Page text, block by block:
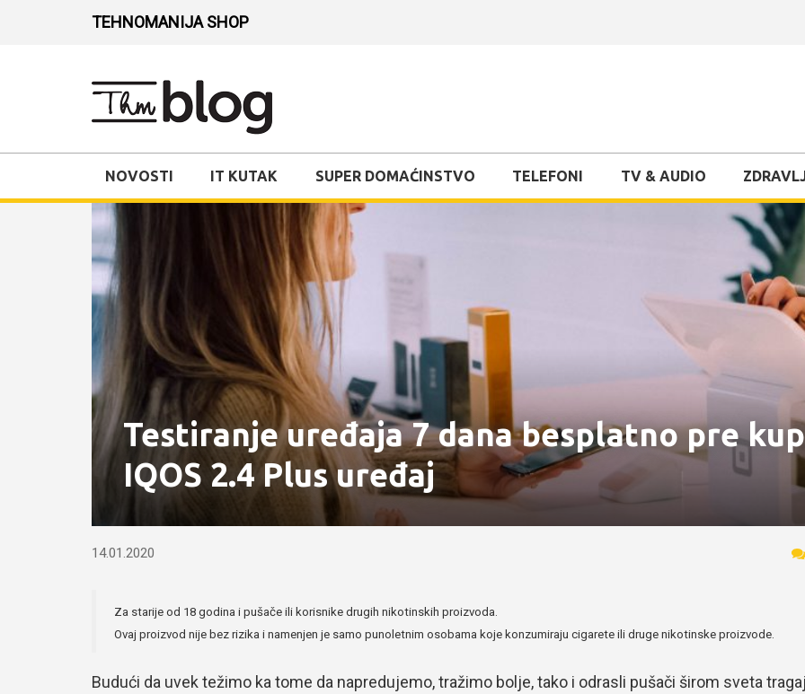
TEHNOMANIJA SHOP
NOVOSTI IT KUTAK SUPER DOMAĆINSTVO TELEFONI TV & AUDIO
Testiranje uređaja 7 dana besplatno pre
IQOS 2.4 Plus uređaj
14.01.2020
Za starije od 18 godina i pušače ili korisnike drugih nikotinskih proizvoda.
Ovaj proizvod nije bez rizika i namenjen je samo punoletnim osobama koje konzumiraju cigarete ili druge nikotinske proizvode.
Budući da uvek težimo ka tome da napredujemo, tražimo bolje, tako i odrasli pušači širom sveta